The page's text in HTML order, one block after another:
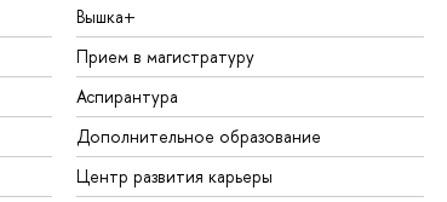
Вышка+
Прием в магистратуру
Аспирантура
Дополнительное образование
Центр развития карьеры